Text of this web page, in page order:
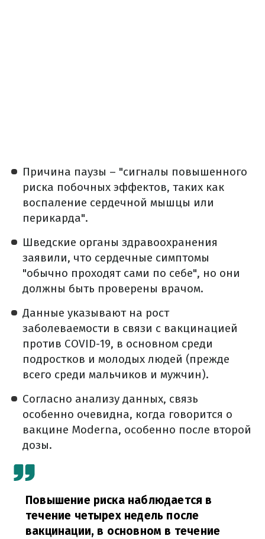
Причина паузы – "сигналы повышенного
риска побочных эффектов, таких как
воспаление сердечной мышцы или
перикарда".
Шведские органы здравоохранения
заявили, что сердечные симптомы
"обычно проходят сами по себе", но они
должны быть проверены врачом.
Данные указывают на рост
заболеваемости в связи с вакцинацией
против COVID-19, в основном среди
подростков и молодых людей (прежде
всего среди мальчиков и мужчин).
Согласно анализу данных, связь
особенно очевидна, когда говорится о
вакцине Moderna, особенно после второй
дозы.
Повышение риска наблюдается в
течение четырех недель после
вакцинации, в основном в течение